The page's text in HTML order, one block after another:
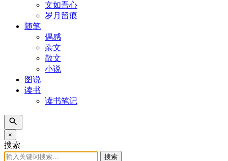
文如吾心
岁月留痕
随笔
偶感
杂文
散文
小说
图说
读书
读书笔记
×
搜索
搜索